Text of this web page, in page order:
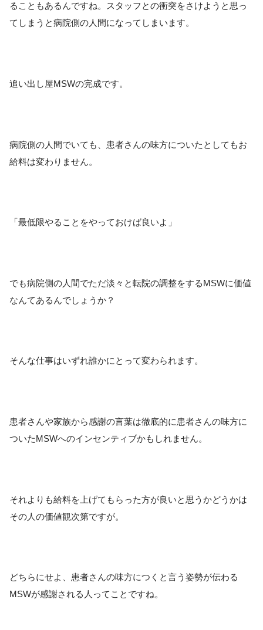
ることもあるんですね。スタッフとの衝突をさけようと思っ
てしまうと病院側の人間になってしまいます。
追い出し屋MSWの完成です。
病院側の人間でいても、患者さんの味方についたとしてもお
給料は変わりません。
「最低限やることをやっておけば良いよ」
でも病院側の人間でただ淡々と転院の調整をするMSWに価値
なんてあるんでしょうか？
そんな仕事はいずれ誰かにとって変わられます。
患者さんや家族から感謝の言葉は徹底的に患者さんの味方に
ついたMSWへのインセンティブかもしれません。
それよりも給料を上げてもらった方が良いと思うかどうかは
その人の価値観次第ですが。
どちらにせよ、患者さんの味方につくと言う姿勢が伝わる
MSWが感謝される人ってことですね。